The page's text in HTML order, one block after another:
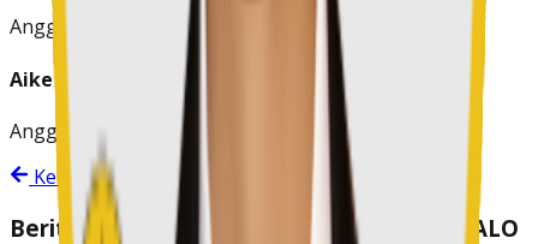
Anggota
Aike Ch. Pangemanan, S.Teol. Gr.
Anggota
Kembali ke Daftar MPKW
Berita MPKW SULAWESI UTARA GORONTALO